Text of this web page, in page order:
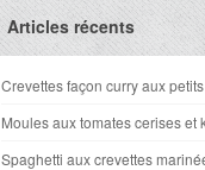
Articles récents
Crevettes façon curry aux
Moules aux tomates cerises et
Spaghetti aux crevettes